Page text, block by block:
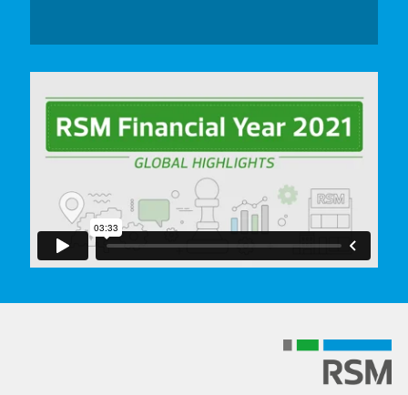
In order to watch this video please
click hereand enable 'Functional Cookies'
or select 'Allow all' cookies.
Thank you